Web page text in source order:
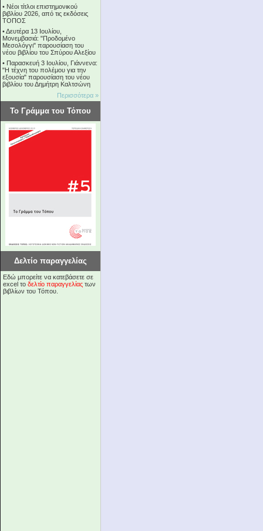
• Νέοι τίτλοι επιστημονικού
βιβλίου 2026, από τις εκδόσεις
ΤΟΠΟΣ
•Δευτέρα 13 Ιουλίου,
Μονεμβασιά: "Προδομένο
Μεσολόγγι" παρουσίαση του
νέου βιβλίου του Σπύρου Αλεξίου
• Παρασκευή 3 Ιουλίου, Γιάννενα:
"Η τέχνη του πολέμου για την
εξουσία" παρουσίαση του νέου
βιβλίου του Δημήτρη Καλτσώνη
Περισσότερα »
Το Γράμμα του Τόπου
Δελτίο παραγγελίας
Εδώ μπορείτε να κατεβάσετε σε
excel το δελτίο παραγγελίας των
βιβλίων του Τόπου.